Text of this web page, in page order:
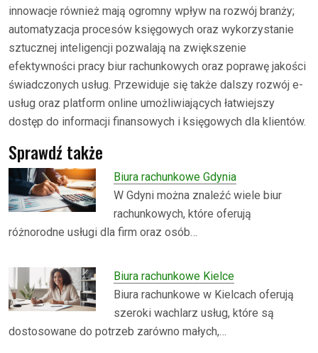
innowacje również mają ogromny wpływ na rozwój branży;
automatyzacja procesów księgowych oraz wykorzystanie
sztucznej inteligencji pozwalają na zwiększenie
efektywności pracy biur rachunkowych oraz poprawę jakości
świadczonych usług. Przewiduje się także dalszy rozwój e-
usług oraz platform online umożliwiających łatwiejszy
dostęp do informacji finansowych i księgowych dla klientów.
Sprawdź także
Biura rachunkowe Gdynia
W Gdyni można znaleźć wiele biur
rachunkowych, które oferują
różnorodne usługi dla firm oraz osób…
Biura rachunkowe Kielce
Biura rachunkowe w Kielcach oferują
szeroki wachlarz usług, które są
dostosowane do potrzeb zarówno małych,…